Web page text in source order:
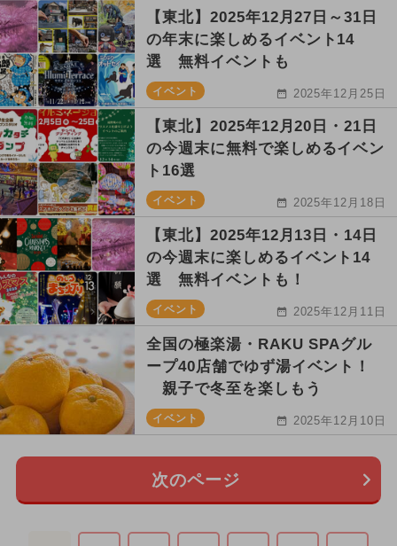
【東北】2025年12月27日～31日
の年末に楽しめるイベント14
選 無料イベントも
イベント 2025年12月25日
【東北】2025年12月20日・21日
の今週末に無料で楽しめるイベン
ト16選
イベント 2025年12月18日
【東北】2025年12月13日・14日
の今週末に楽しめるイベント14
選 無料イベントも！
イベント 2025年12月11日
全国の極楽湯・RAKU SPAグル
ープ40店舗でゆず湯イベント！
親子で冬至を楽しもう
イベント 2025年12月10日
次のページ